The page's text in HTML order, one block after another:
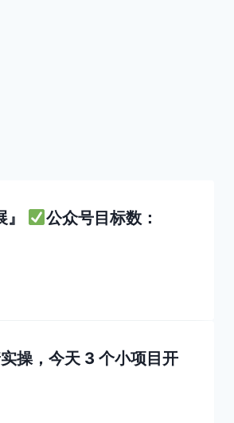
公众号目标数：
操，今天 3 个小项目开